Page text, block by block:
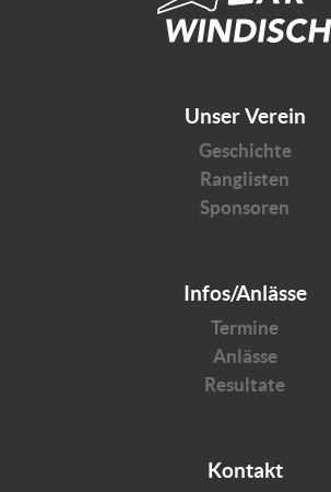
Unser Verein
Geschichte
Ranglisten
Sponsoren
Infos/Anlässe
Termine
Anlässe
Resultate
Kontakt